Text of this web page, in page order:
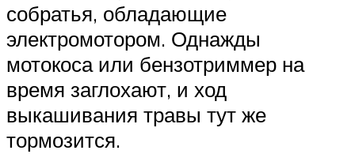
собратья, обладающие
электромотором. Однажды
мотокоса или бензотриммер на
время заглохают, и ход
выкашивания травы тут же
тормозится.